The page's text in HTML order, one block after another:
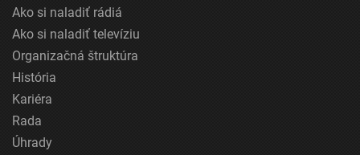
Ako si naladiť rádiá
Ako si naladiť televíziu
Organizačná štruktúra
História
Kariéra
Rada
Úhrady